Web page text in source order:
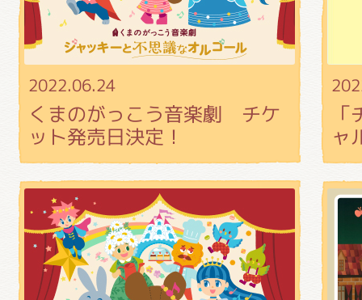
2022.06.24
くまのがっこう音楽劇 チケ
ット発売日決定！
ャ